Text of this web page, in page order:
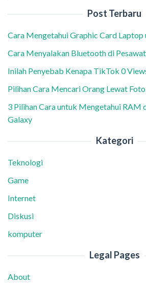
Post Terbaru
Cara Mengetahui Graphic Card
Cara Menyalakan Bluetooth di
Inilah Penyebab Kenapa TikTok 0
Pilihan Cara Mencari Orang Lewat
3 Pilihan Cara untuk Mengetahui RAM
Galaxy
Kategori
Teknologi
Game
Internet
Diskusi
komputer
Legal Pages
About